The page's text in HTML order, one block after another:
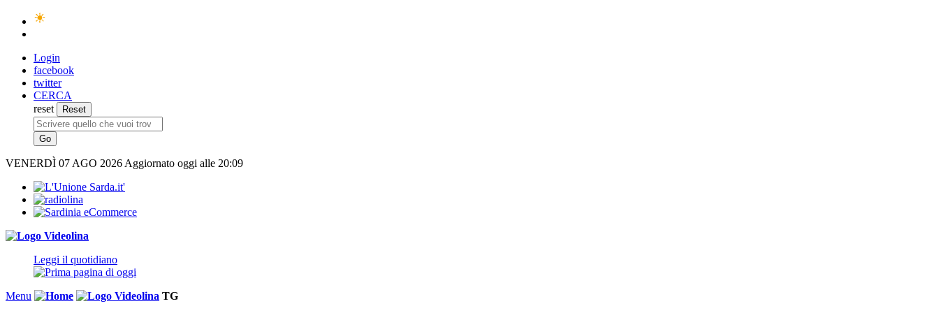
Login
facebook
twitter
CERCA
reset
VENERDÌ 07 AGO 2026 Aggiornato oggi alle 20:09
Leggi il quotidiano
Menu
TG